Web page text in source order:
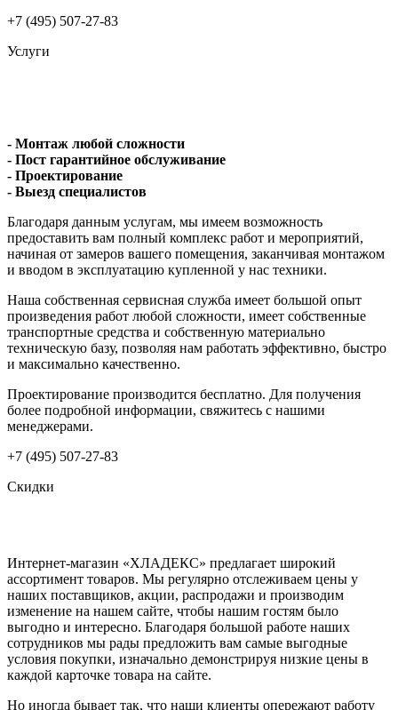
+7 (495) 507-27-83
Услуги
- Монтаж любой сложности
- Пост гарантийное обслуживание
- Проектирование
- Выезд специалистов
Благодаря данным услугам, мы имеем возможность
предоставить вам полный комплекс работ и мероприятий,
начиная от замеров вашего помещения, заканчивая монтажом
и вводом в эксплуатацию купленной у нас техники.
Наша собственная сервисная служба имеет большой опыт
произведения работ любой сложности, имеет собственные
транспортные средства и собственную материально
техническую базу, позволяя нам работать эффективно, быстро
и максимально качественно.
Проектирование производится бесплатно. Для получения
более подробной информации, свяжитесь с нашими
менеджерами.
+7 (495) 507-27-83
Скидки
Интернет-магазин «ХЛАДЕКС» предлагает широкий
ассортимент товаров. Мы регулярно отслеживаем цены у
наших поставщиков, акции, распродажи и производим
изменение на нашем сайте, чтобы нашим гостям было
выгодно и интересно. Благодаря большой работе наших
сотрудников мы рады предложить вам самые выгодные
условия покупки, изначально демонстрируя низкие цены в
каждой карточке товара на сайте.
Но иногда бывает так, что наши клиенты опережают работу